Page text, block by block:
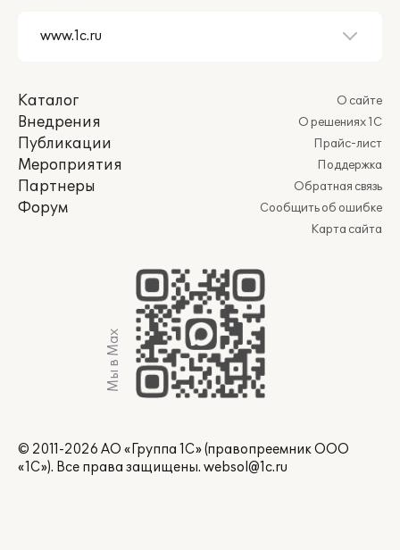
Каталог
Внедрения
Публикации
Мероприятия
Партнеры
Форум
О сайте
О решениях 1С
Прайс-лист
Поддержка
Обратная связь
Сообщить об ошибке
Карта сайта
Мы в Max
© 2011-2026 АО «Группа 1С» (правопреемник ООО
«1С»). Все права защищены. websol@1c.ru